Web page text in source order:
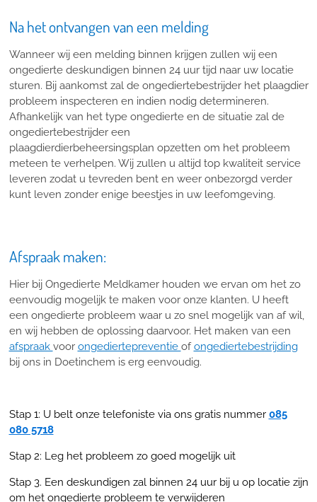
Na het ontvangen van een melding
Wanneer wij een melding binnen krijgen zullen wij een
ongedierte deskundigen binnen 24 uur tijd naar uw locatie
sturen. Bij aankomst zal de ongediertebestrijder het plaagdier
probleem inspecteren en indien nodig determineren.
Afhankelijk van het type ongedierte en de situatie zal de
ongediertebestrijder een
plaagdierdierbeheersingsplan opzetten om het probleem
meteen te verhelpen. Wij zullen u altijd top kwaliteit service
leveren zodat u tevreden bent en weer onbezorgd verder
kunt leven zonder enige beestjes in uw leefomgeving.
Afspraak maken:
Hier bij Ongedierte Meldkamer houden we ervan om het zo
eenvoudig mogelijk te maken voor onze klanten. U heeft
een ongedierte probleem waar u zo snel mogelijk van af wil,
en wij hebben de oplossing daarvoor. Het maken van een
afspraak voor ongediertepreventie ofongediertebestrijding
bij ons in Doetinchem is erg eenvoudig.
Stap 1: U belt onze telefoniste via ons gratis nummer 085
080 5718
Stap 2: Leg het probleem zo goed mogelijk uit
Stap 3. Een deskundigen zal binnen 24 uur bij u op locatie zijn
om het ongedierte probleem te verwijderen